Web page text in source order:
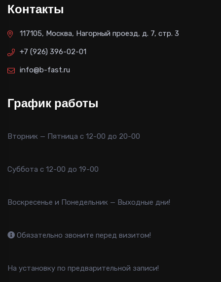
Контакты
117105, Москва, Нагорный проезд, д. 7, стр. 3
+7 (926) 396-02-01
info@b-fast.ru
График работы
Вторник — Пятница с 12-00 до 20-00
Суббота с 12-00 до 19-00
Воскресенье и Понедельник — Выходные дни!
Обязательно звоните перед визитом!
На установку по предварительной записи!